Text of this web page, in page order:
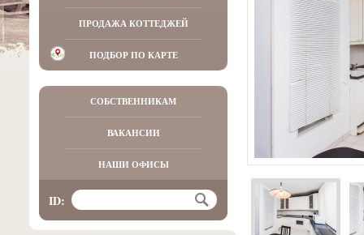
ПРОДАЖА КОТТЕДЖЕЙ
ПОДБОР ПО КАРТЕ
СОБСТВЕННИКАМ
ВАКАНСИИ
НАШИ ОФИСЫ
ID: